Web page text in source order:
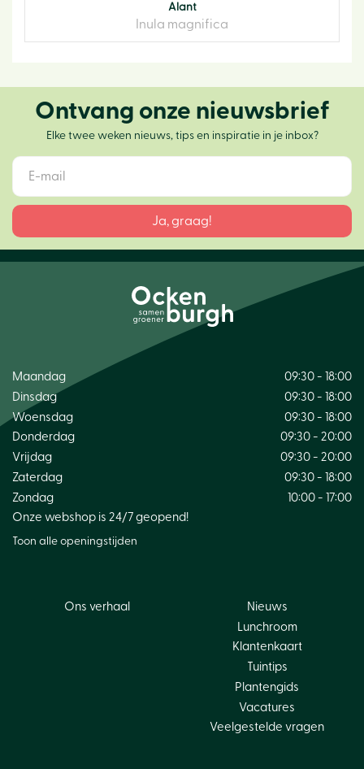
Alant
Inula magnifica
Ontvang onze nieuwsbrief
Elke twee weken nieuws, tips en inspiratie in je inbox?
Maandag
09:30 - 18:00
Dinsdag
09:30 - 18:00
Woensdag
09:30 - 18:00
Donderdag
09:30 - 20:00
Vrijdag
09:30 - 20:00
Zaterdag
09:30 - 18:00
Zondag
10:00 - 17:00
Onze webshop is 24/7 geopend!
Toon alle openingstijden
Ons verhaal
Nieuws
Lunchroom
Klantenkaart
Tuintips
Plantengids
Vacatures
Veelgestelde vragen